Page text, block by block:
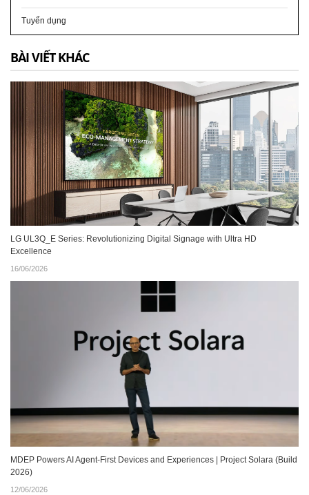
Tuyển dụng
BÀI VIẾT KHÁC
LG UL3Q_E Series: Revolutionizing Digital Signage with Ultra HD
Excellence
16/06/2026
MDEP Powers AI Agent‑First Devices and Experiences | Project Solara (Build
2026)
12/06/2026